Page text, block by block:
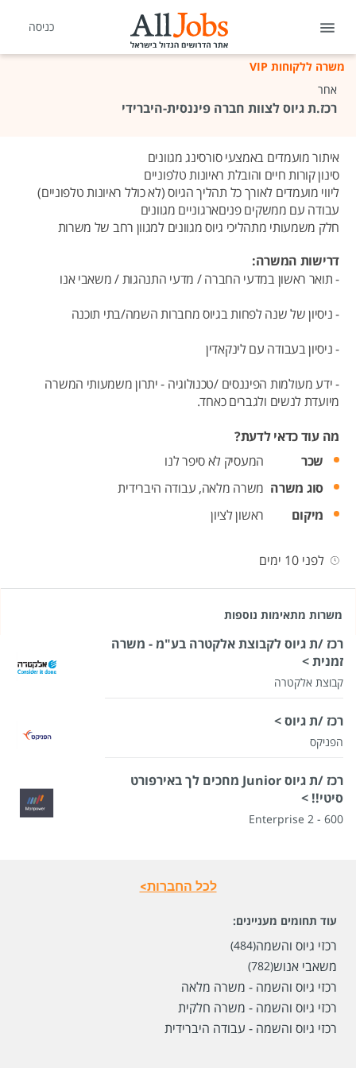
כניסה
משרה ללקוחות VIP
אחר
רכז.ת גיוס לצוות חברה פיננסית-היברידי
איתור מועמדים באמצעי סורסינג מגוונים
סינון קורות חיים והובלת ראיונות טלפוניים
ליווי מועמדים לאורך כל תהליך הגיוס (לא כולל ראיונות טלפוניים)
עבודה עם ממשקים פניםארגוניים מגוונים
חלק משמעותי מתהליכי גיוס מגוונים למגוון רחב של משרות
דרישות המשרה:
- תואר ראשון במדעי החברה / מדעי התנהגות / משאבי אנו
- ניסיון של שנה לפחות בגיוס מחברות השמה/בתי תוכנה
- ניסיון בעבודה עם לינקאדין
- ידע מעולמות הפיננסים /טכנולוגיה - יתרון משמעותי המשרה
מיועדת לנשים ולגברים כאחד.
מה עוד כדאי לדעת?
שכר
המעסיק לא סיפר לנו
סוג משרה משרה מלאה, עבודה היברידית
מיקום
ראשון לציון
לפני 10 ימים
משרות מתאימות נוספות
רכז /ת גיוס לקבוצת אלקטרה בע"מ - משרה
זמנית >
קבוצת אלקטרה
רכז /ת גיוס >
הפניקס
רכז /ת גיוס Junior מחכים לך באירפורט
סיטי!! >
Enterprise 2 - 600
לכל החברות>
עוד תחומים מעניינים:
רכזי גיוס והשמה(484)
משאבי אנוש(782)
רכזי גיוס והשמה - משרה מלאה
רכזי גיוס והשמה - משרה חלקית
רכזי גיוס והשמה - עבודה היברידית